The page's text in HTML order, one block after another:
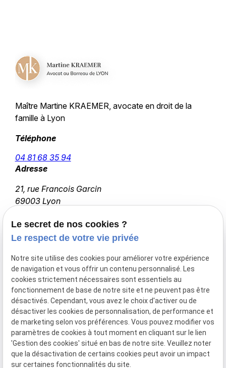
Maître Martine KRAEMER, avocate en droit de la
famille à Lyon
Téléphone
04 81 68 35 94
Adresse
21, rue Francois Garcin
69003 Lyon
09:00 - 18:00
Accueil
Votre avocat
Prendre rendez-vous
Actualités
Contact
Le secret de nos cookies ?
Le respect de votre vie privée
Notre site utilise des cookies pour améliorer votre expérience
de navigation et vous offrir un contenu personnalisé. Les
cookies strictement nécessaires sont essentiels au
fonctionnement de base de notre site et ne peuvent pas être
désactivés. Cependant, vous avez le choix d'activer ou de
désactiver les cookies de personnalisation, de performance et
de marketing selon vos préférences. Vous pouvez modifier vos
paramètres de cookies à tout moment en cliquant sur le lien
'Gestion des cookies' situé en bas de notre site. Veuillez noter
que la désactivation de certains cookies peut avoir un impact
sur certaines fonctionnalités du site.